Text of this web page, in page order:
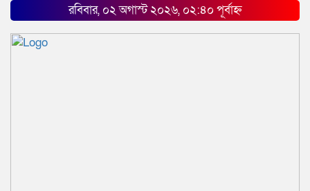
রবিবার, ০২ অগাস্ট ২০২৬, ০২:৪০ পূর্বাহ্ন